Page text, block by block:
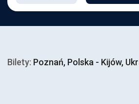
Bilety: Poznań, Polska - Kijów,